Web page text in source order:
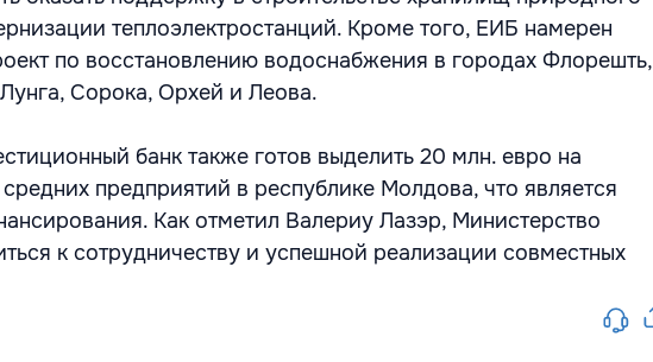
теплоэлектростанций. Кроме того, ЕИБ намерен
по восстановлению водоснабжения в городах Флорешть,
Сорока, Орхей и Леова.
банк также готов выделить 20 млн. евро на
предприятий в республике Молдова, что является
Как отметил Валериу Лазэр, Министерство
к сотрудничеству и успешной реализации совместных